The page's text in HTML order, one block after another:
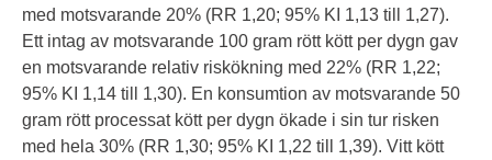
med motsvarande 20% (RR 1,20; 95% KI 1,13 till 1,27).
Ett intag av motsvarande 100 gram rött kött per dygn gav
en motsvarande relativ riskökning med 22% (RR 1,22;
95% KI 1,14 till 1,30). En konsumtion av motsvarande 50
gram rött processat kött per dygn ökade i sin tur risken
med hela 30% (RR 1,30; 95% KI 1,22 till 1,39). Vitt kött